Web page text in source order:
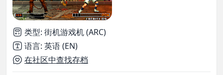
类型: 街机游戏机 (ARC)
语言: 英语 (EN)
在社区中查找存档